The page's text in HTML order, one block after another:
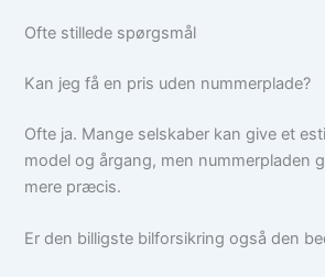
Ofte stillede spørgsmål
Kan jeg få en pris uden nummerplade?
Ofte ja. Mange selskaber kan give et
model og årgang, men nummerpladen
mere præcis.
Er den billigste bilforsikring også den